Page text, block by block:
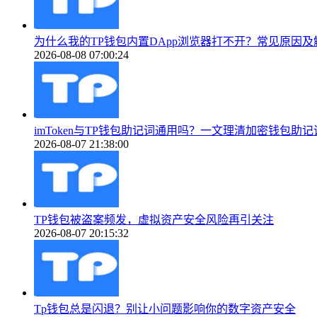
为什么我的TP钱包内置DApp浏览器打不开？常见原因及
2026-08-08 07:00:24
imToken与TP钱包助记词通用吗？一文理清加密钱包助记
2026-08-07 21:38:00
TP钱包被盗案频发，虚拟资产安全风险再引关注
2026-08-07 20:15:32
Tp钱包总是闪退？别让小问题影响你的数字资产安全